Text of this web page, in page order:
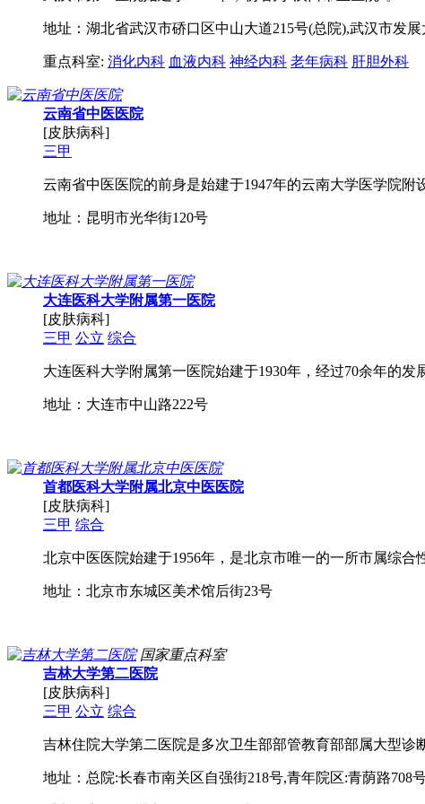
地址：湖北省武汉市硚口区中山大道215号(总院),武汉市发
重点科室: 消化内科 血液内科 神经内科 老年病科 肝胆外科
云南省中医医院
[皮肤病科]
三甲
云南省中医医院的前身是始建于1947年的云南大学医学院
地址：昆明市光华街120号
大连医科大学附属第一医院
[皮肤病科]
三甲 公立 综合
大连医科大学附属第一医院始建于1930年，经过70余年的
地址：大连市中山路222号
首都医科大学附属北京中医医院
[皮肤病科]
三甲 综合
北京中医医院始建于1956年，是北京市唯一的一所市属综
地址：北京市东城区美术馆后街23号
国家重点科室
吉林大学第二医院
[皮肤病科]
三甲 公立 综合
吉林住院大学第二医院是多次卫生部部管教育部部属大型
地址：总院:长春市南关区自强街218号,青年院区:青荫路708